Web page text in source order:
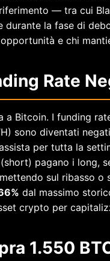
— tra cui
durante la fase di
e chi
Rate
a Bitcoin. I funding
sono diventati
per tutta la
pagano i long,
sul ribasso
dal massimo
crypto per
1.550